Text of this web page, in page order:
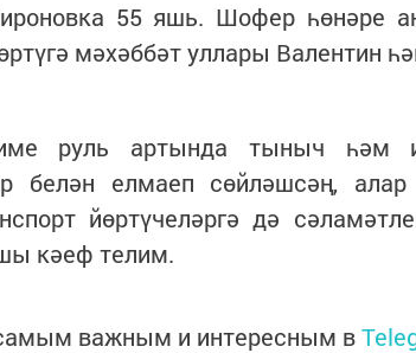
55 яшь. Шофер һөнәре
мәхәббәт уллары Валентин
руль артында тыныч һәм
белән елмаеп сөйләшсәң,
йөртүчеләргә дә
кәеф телим.
важным и интересным в